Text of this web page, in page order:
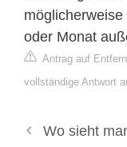
oder Monat
Antrag auf
vollständige Antwort
Wo sieht